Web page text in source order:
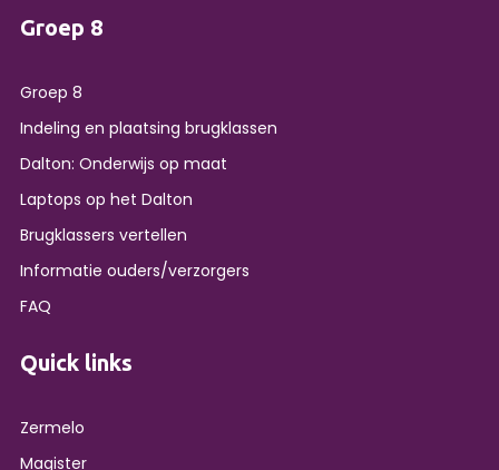
Groep 8
Groep 8
Indeling en plaatsing brugklassen
Dalton: Onderwijs op maat
Laptops op het Dalton
Brugklassers vertellen
Informatie ouders/verzorgers
FAQ
Quick links
Zermelo
Magister